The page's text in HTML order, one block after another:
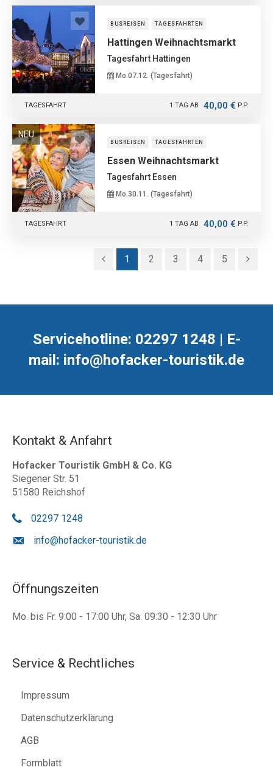
BUSREISEN TAGESFAHRTEN
Hattingen Weihnachtsmarkt
Tagesfahrt Hattingen
Mo.07.12. (Tagesfahrt)
1 TAG AB 40,00 € P.P.
TAGESFAHRT
NEU
BUSREISEN TAGESFAHRTEN
Essen Weihnachtsmarkt
Tagesfahrt Essen
Mo.30.11. (Tagesfahrt)
1 TAG AB 40,00 € P.P.
TAGESFAHRT
1 2 3 4 5
Servicehotline: 02297 1248 | E-
mail: info@hofacker-touristik.de
Kontakt & Anfahrt
Hofacker Touristik GmbH & Co. KG
Siegener Str. 51
51580 Reichshof
02297 1248
info@hofacker-touristik.de
Öffnungszeiten
Mo. bis Fr. 9:00 - 17:00 Uhr, Sa. 09:30 - 12:30 Uhr
Service & Rechtliches
Impressum
Datenschutzerklärung
AGB
Formblatt